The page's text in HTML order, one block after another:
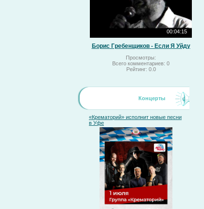
00:04:15
Борис Гребенщиков - Если Я Уйду
Просмотры:
Всего комментариев: 0
Рейтинг: 0.0
Концерты
«Крематорий» исполнит новые песни
в Уфе